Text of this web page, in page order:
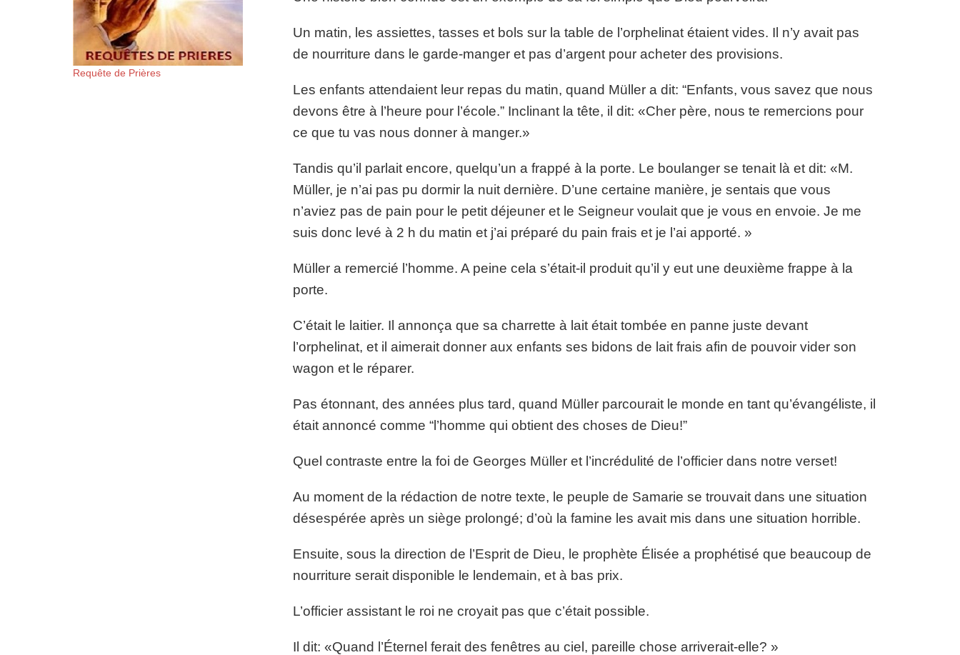
Requête de Prières
Un matin, les assiettes, tasses et bols sur la table de l’orphelinat étaient vides. Il n’y avait pas
de nourriture dans le garde-manger et pas d’argent pour acheter des provisions.
Les enfants attendaient leur repas du matin, quand Müller a dit: “Enfants, vous savez que nous
devons être à l’heure pour l’école.” Inclinant la tête, il dit: «Cher père, nous te remercions pour
ce que tu vas nous donner à manger.»
Tandis qu’il parlait encore, quelqu’un a frappé à la porte. Le boulanger se tenait là et dit: «M.
Müller, je n’ai pas pu dormir la nuit dernière. D’une certaine manière, je sentais que vous
n’aviez pas de pain pour le petit déjeuner et le Seigneur voulait que je vous en envoie. Je me
suis donc levé à 2 h du matin et j’ai préparé du pain frais et je l’ai apporté. »
Müller a remercié l’homme. A peine cela s’était-il produit qu’il y eut une deuxième frappe à la
porte.
C’était le laitier. Il annonça que sa charrette à lait était tombée en panne juste devant
l’orphelinat, et il aimerait donner aux enfants ses bidons de lait frais afin de pouvoir vider son
wagon et le réparer.
Pas étonnant, des années plus tard, quand Müller parcourait le monde en tant qu’évangéliste, il
était annoncé comme “l’homme qui obtient des choses de Dieu!”
Quel contraste entre la foi de Georges Müller et l’incrédulité de l’officier dans notre verset!
Au moment de la rédaction de notre texte, le peuple de Samarie se trouvait dans une situation
désespérée après un siège prolongé; d’où la famine les avait mis dans une situation horrible.
Ensuite, sous la direction de l’Esprit de Dieu, le prophète Élisée a prophétisé que beaucoup de
nourriture serait disponible le lendemain, et à bas prix.
L’officier assistant le roi ne croyait pas que c’était possible.
Il dit: «Quand l’Éternel ferait des fenêtres au ciel, pareille chose arriverait-elle? »